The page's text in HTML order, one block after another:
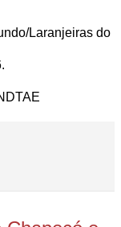
Laranjeiras do